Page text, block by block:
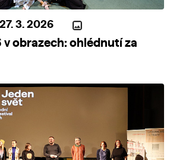
27. 3. 2026
obrazech: ohlédnutí za